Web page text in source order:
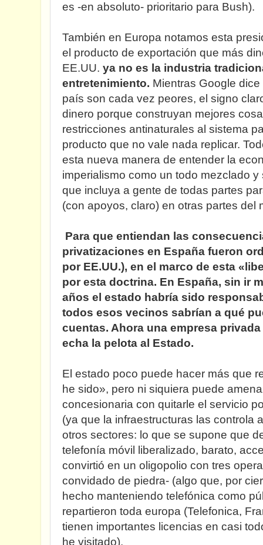
es -en absoluto- prioritario para Bush).
También en Europa notamos esta
el producto de exportación que más
EE.UU. ya no es la industria
entretenimiento. Mientras Google
país son cada vez peores, el signo
dinero porque construyan mejores
restricciones antinaturales al sistema
producto que no vale nada replicar.
esta nueva manera de entender la
imperialismo como un todo mezclado
que incluya a gente de todas partes
(con apoyos, claro) en otras partes del
Para que entiendan las
privatizaciones en España fueron
por EE.UU.), en el marco de esta
por esta doctrina. En España, sin ir
años el estado habría sido
todos esos vecinos sabrían a qué
cuentas. Ahora una empresa
echa la pelota al Estado.
El estado poco puede hacer más que
he sido», pero ni siquiera puede
concesionaria con quitarle el servicio
(ya que la infraestructuras las controla
otros sectores: lo que se supone que
telefonía móvil liberalizado, barato,
convirtió en un oligopolio con tres
convidado de piedra- (algo que, por
hecho manteniendo telefónica como
repartieron toda europa (Telefonica,
tienen importantes licencias en casi
he visitado).